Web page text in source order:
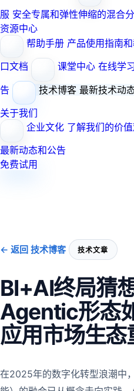
服 安全专属和弹性伸缩的混合
资源中心
帮助手册 产品使用指南
口文档
课堂中心 在线学
告
技术博客 最新技术动
关于我们
企业文化 了解我们的价
最新动态和公告
免费试用
← 返回 技术博客 技术文章
BI+AI终局猜
Agentic形态
应用市场生态
在2025年的数字化转型浪潮中